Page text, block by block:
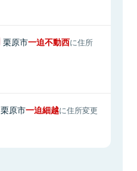
栗原市一迫不動西に住所
栗原市一迫細越に住所変更